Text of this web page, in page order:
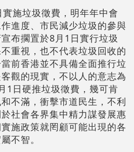
施垃圾徵費，明年年中會
進度、市民減少垃圾的參與
布擱置於8月1日實行垃圾
重視，也不代表垃圾回收的
當前香港並不具備全面推行垃
觀的現實，不以人的意志為
1日硬推垃圾徵費，幾可肯
不滿，衝擊市道民生，不利
社會各界集中精力謀發展惠
施政策就罔顧可能出現的各
不智。